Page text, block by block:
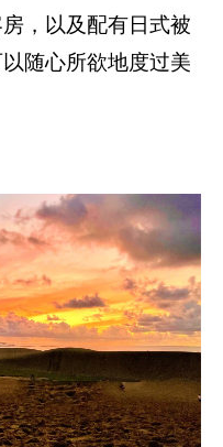
，以及配有日式被
随心所欲地度过美